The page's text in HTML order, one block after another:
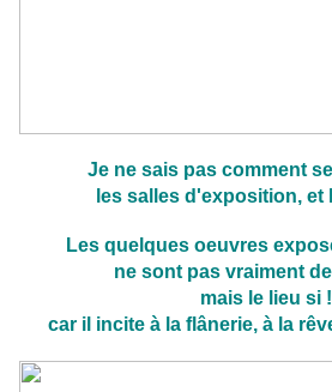
Je ne sais pas comment
les salles d'exposition, et
Les quelques oeuvres
ne sont pas vraiment
mais le lieu si
car il incite à la flânerie, à la